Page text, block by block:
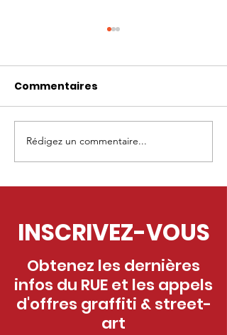
Appel à projets
fresque - Marcoussis
(91)
Commentaires
Rédigez un commentaire...
INSCRIVEZ-VOUS
Obtenez les dernières
infos du RUE et les appels
d'offres graffiti & street-
art